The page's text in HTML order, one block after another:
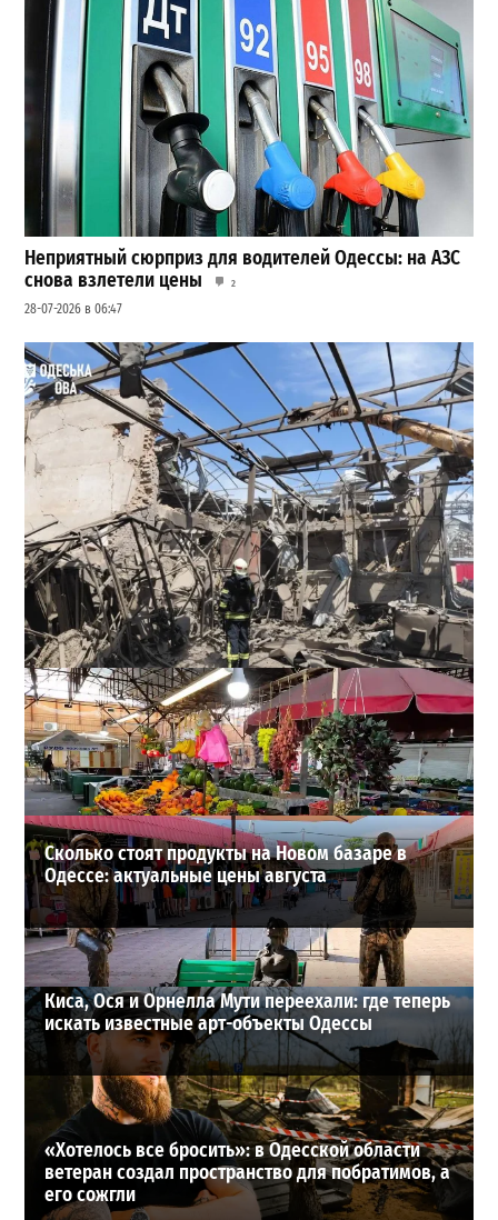
Неприятный сюрприз для водителей Одессы: на АЗС
снова взлетели цены
2
28-07-2026 в 06:47
В Одессе выросло число пострадавших после атаки
реактивных дронов (фото)
2
24-07-2026 в 14:29
ВИБОР РЕДАКЦИИ
Сколько стоят продукты на Новом базаре в
Одессе: актуальные цены августа
Киса, Ося и Орнелла Мути переехали: где теперь
искать известные арт-объекты Одессы
«Хотелось все бросить»: в Одесской области
ветеран создал пространство для побратимов, а
его сожгли